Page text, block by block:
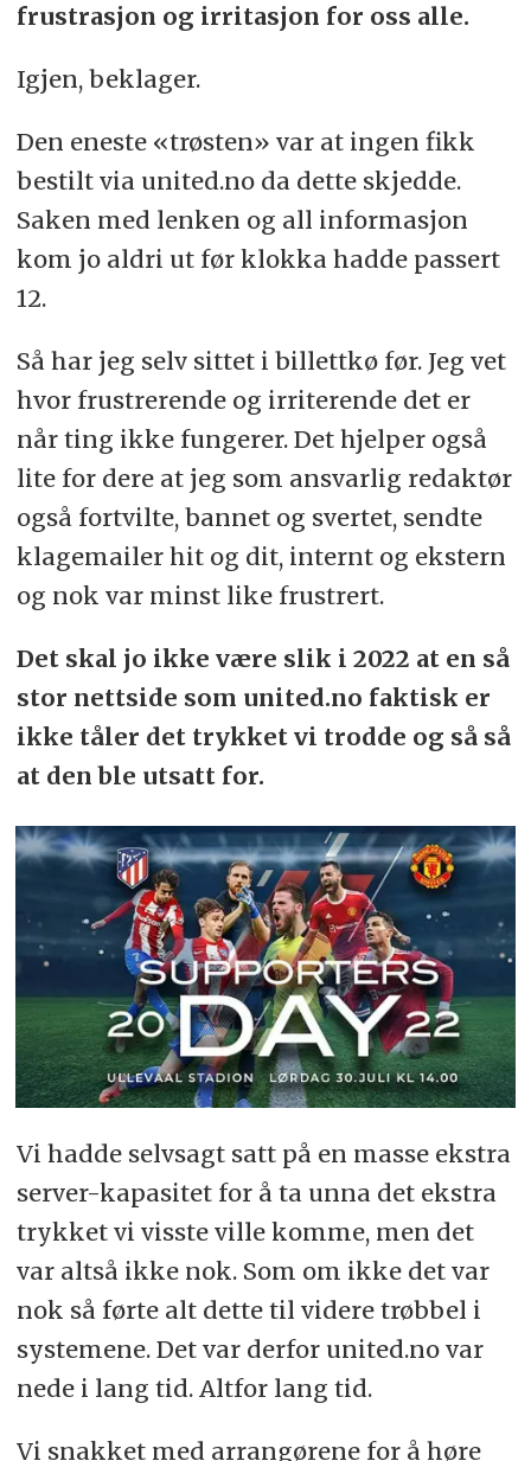
frustrasjon og irritasjon for oss alle.
Igjen, beklager.
Den eneste «trøsten» var at ingen fikk
bestilt via united.no da dette skjedde.
Saken med lenken og all informasjon
kom jo aldri ut før klokka hadde passert
12.
Så har jeg selv sittet i billettkø før. Jeg vet
hvor frustrerende og irriterende det er
når ting ikke fungerer. Det hjelper også
lite for dere at jeg som ansvarlig redaktør
også fortvilte, bannet og svertet, sendte
klagemailer hit og dit, internt og ekstern
og nok var minst like frustrert.
Det skal jo ikke være slik i 2022 at en så
stor nettside som united.no faktisk er
ikke tåler det trykket vi trodde og så så
at den ble utsatt for.
Vi hadde selvsagt satt på en masse ekstra
server-kapasitet for å ta unna det ekstra
trykket vi visste ville komme, men det
var altså ikke nok. Som om ikke det var
nok så førte alt dette til videre trøbbel i
systemene. Det var derfor united.no var
nede i lang tid. Altfor lang tid.
Vi snakket med arrangørene for å høre